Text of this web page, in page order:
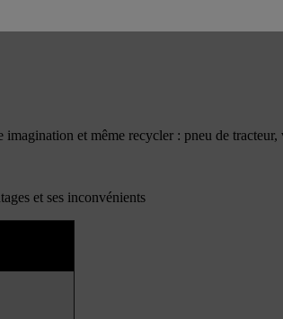
et même recycler : pneu de
et ses inconvénients